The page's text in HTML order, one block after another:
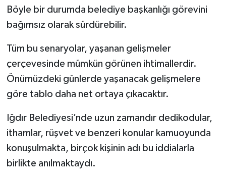
Böyle bir durumda belediye başkanlığı görevini
bağımsız olarak sürdürebilir.
Tüm bu senaryolar, yaşanan gelişmeler
çerçevesinde mümkün görünen ihtimallerdir.
Önümüzdeki günlerde yaşanacak gelişmelere
göre tablo daha net ortaya çıkacaktır.
Iğdır Belediyesi’nde uzun zamandır dedikodular,
ithamlar, rüşvet ve benzeri konular kamuoyunda
konuşulmakta, birçok kişinin adı bu iddialarla
birlikte anılmaktaydı.